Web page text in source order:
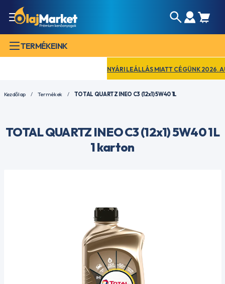
TERMÉKEINK
NYÁRI LEÁLLÁS MIATT CÉGÜNK 2026.
Kezdőlap Termékek TOTAL QUARTZ INEO C3 (12x1) 5W40 1L
TOTAL QUARTZ INEO C3 (12x1) 5W40 1L
1 karton